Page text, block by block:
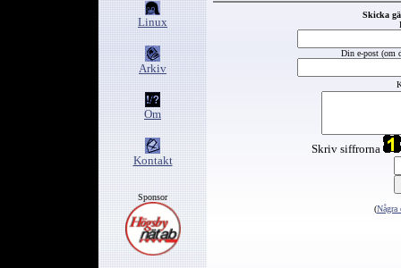
Linux
Arkiv
Om
Kontakt
Sponsor
Skicka
Din e-post (om
Skriv siffrorna
(Några